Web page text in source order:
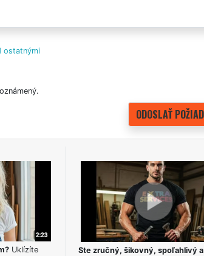
ostatnými
Uklízíte
Ste zručný, šikovný, spoľahlivý a